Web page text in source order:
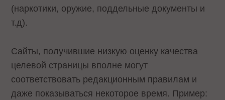
(наркотики, оружие, поддельные документы и
т.д).
Сайты, получившие низкую оценку качества
целевой страницы вполне могут
соответствовать редакционным правилам и
даже показываться некоторое время. Пример: